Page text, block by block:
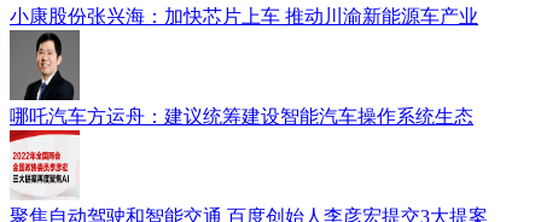
小康股份张兴海：加快芯片上车 推动川渝新能源车产业
哪吒汽车方运舟：建议统筹建设智能汽车操作系统生态
聚焦自动驾驶和智能交通 百度创始人李彦宏提交3大提案